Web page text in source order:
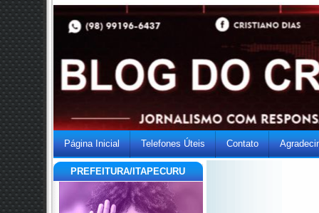
Página Inicial Telefones Úteis Contato
PREFEITURA/ITAPECURU